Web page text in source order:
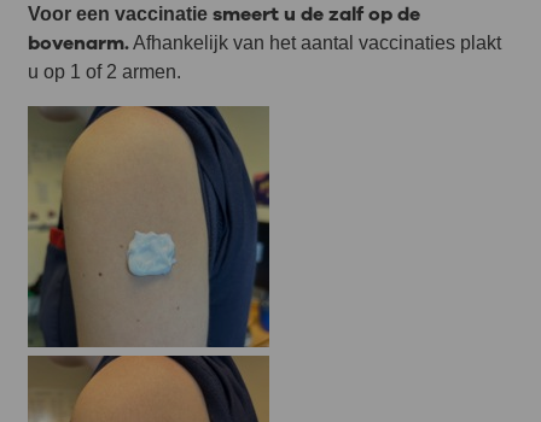
Voor een vaccinatie smeert u de zalf op de
bovenarm.Afhankelijk van het aantal vaccinaties plakt
u op 1 of 2 armen.